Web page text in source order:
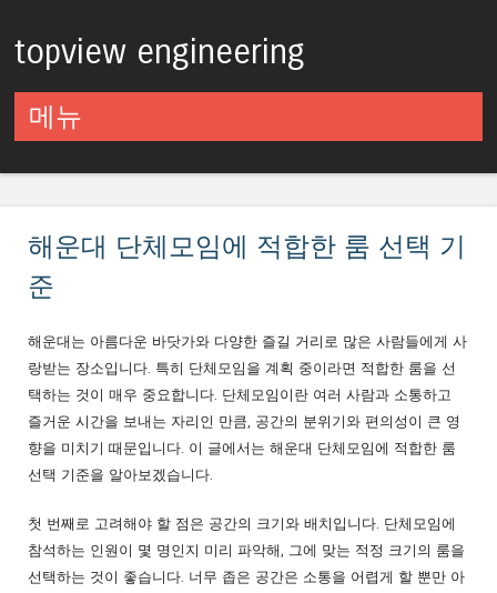
topview engineering
메뉴
해운대 단체모임에 적합한 룸 선택 기
준
해운대는 아름다운 바닷가와 다양한 즐길 거리로 많은 사람들에게 사
랑받는 장소입니다. 특히 단체모임을 계획 중이라면 적합한 룸을 선
택하는 것이 매우 중요합니다. 단체모임이란 여러 사람과 소통하고
즐거운 시간을 보내는 자리인 만큼, 공간의 분위기와 편의성이 큰 영
향을 미치기 때문입니다. 이 글에서는 해운대 단체모임에 적합한 룸
선택 기준을 알아보겠습니다.
첫 번째로 고려해야 할 점은 공간의 크기와 배치입니다. 단체모임에
참석하는 인원이 몇 명인지 미리 파악해, 그에 맞는 적정 크기의 룸을
선택하는 것이 좋습니다. 너무 좁은 공간은 소통을 어렵게 할 뿐만 아